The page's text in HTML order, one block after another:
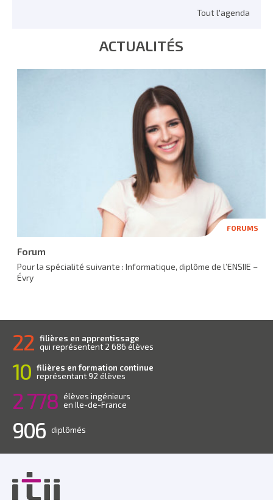
Tout l'agenda
ACTUALITÉS
FORUMS
Forum
Pour la spécialité suivante : Informatique, diplôme de l’ENSIIE –
Évry
22 filières en apprentissage
qui représentent 2 686 élèves
10 filières en formation continue
représentant 92 élèves
2 778 élèves ingénieurs
en Ile-de-France
906 diplômés